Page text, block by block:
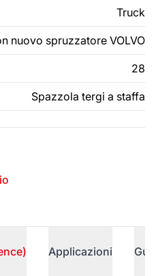
Truck
nuovo spruzzatore VOLVO
28
Spazzola tergi a staffa
Applicazioni